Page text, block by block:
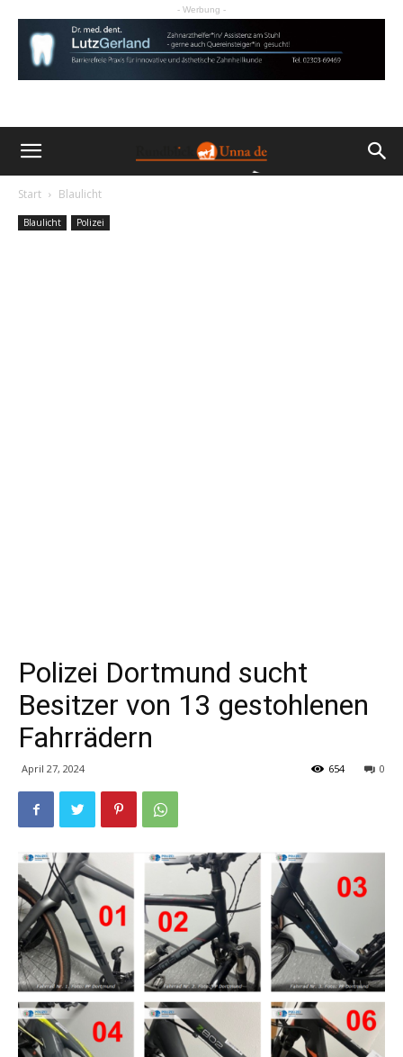
- Werbung -
Start Blaulicht
Blaulicht Polizei
Polizei Dortmund sucht
Besitzer von 13 gestohlenen
Fahrrädern
April 27, 2024 0
654